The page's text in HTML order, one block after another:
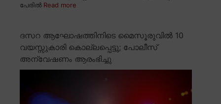
പേരിൽ Read more
ദസറ ആഘോഷത്തിനിടെ മൈസൂരുവിൽ 10
വയസ്സുകാരി കൊല്ലപ്പെട്ടു; പോലീസ്
അന്വേഷണം ആരംഭിച്ചു